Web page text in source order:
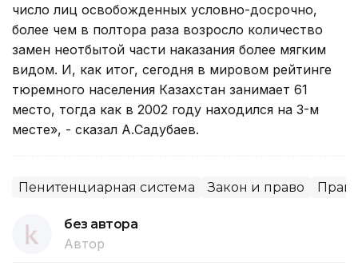
число лиц освобожденных условно-досрочно,
более чем в полтора раза возросло количество
замен неотбытой части наказания более мягким
видом. И, как итог, сегодня в мировом рейтинге
тюремного населения Казахстан занимает 61
место, тогда как в 2002 году находился на 3-м
месте», - сказал А.Садубаев.
Пенитенциарная система Закон и право
без автора
Автор